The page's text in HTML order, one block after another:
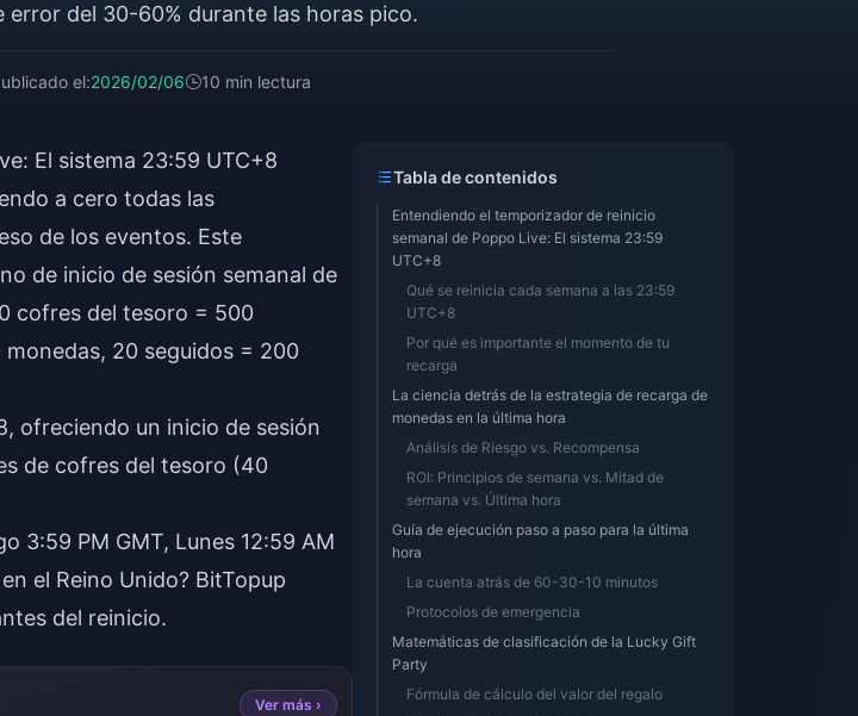
error del 30-60% durante las horas pico.
el:2026/02/06 10 min lectura
El sistema 23:59 UTC+8
a cero todas las
de los eventos. Este
de inicio de sesión semanal de
cofres del tesoro = 500
20 seguidos = 200
ofreciendo un inicio de sesión
de cofres del tesoro (40
3:59 PM GMT, Lunes 12:59 AM
el Reino Unido? BitTopup
del reinicio.
Ver más ›
Tabla de contenidos
Entendiendo el temporizador de reinicio
semanal de Poppo Live: El sistema 23:59
UTC+8
Qué se reinicia cada semana a las 23:59
UTC+8
Por qué es importante el momento de tu
recarga
La ciencia detrás de la estrategia de recarga de
monedas en la última hora
Análisis de Riesgo vs. Recompensa
ROI: Principios de semana vs. Mitad de
semana vs. Última hora
Guía de ejecución paso a paso para la última
hora
La cuenta atrás de 60-30-10 minutos
Protocolos de emergencia
Matemáticas de clasificación de la Lucky Gift
Party
Fórmula de cálculo del valor del regalo